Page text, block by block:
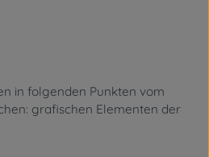
in folgenden Punkten vom
grafischen Elementen der